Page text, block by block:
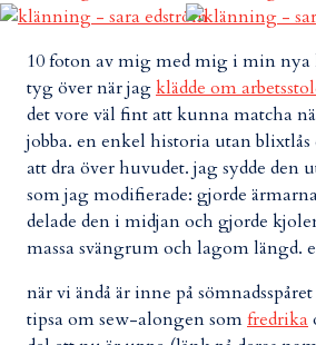
10 foton av mig med mig i min
tyg över när jagklädde om
det vore väl fint att kunna matcha
jobba. en enkel historia utan
att dra över huvudet. jag sydde den
som jag modifierade: gjorde
delade den i midjan och gjorde
massa svängrum och lagom längd.
när vi ändå är inne på
tipsa om sew-alongen somfredrika